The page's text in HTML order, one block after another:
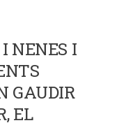
NENES I
GAUDIR
EL